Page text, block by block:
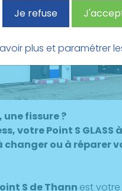
fissure ?
votre Point S GLASS
changer ou à réparer
S de Thann est
Je refuse
plus et paramétrer